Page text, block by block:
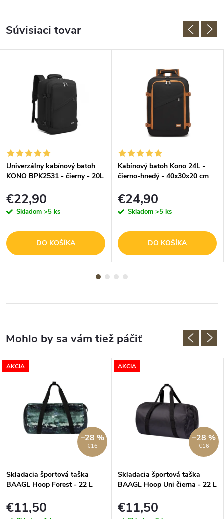
Súvisiaci tovar
Univerzálny kabínový batoh
KONO BPK2531 - čierny - 20L
€22,90
Skladom >5 ks
DO KOŠÍKA
Kabínový batoh Kono 24L -
čierno-hnedý - 40x30x20 cm
€24,90
Skladom >5 ks
DO KOŠÍKA
AKCIA
€16
–28 %
Skladacia športová taška
BAAGL Hoop Forest - 22 L
€11,50
AKCIA
€16
–28 %
Skladacia športová taška
BAAGL Hoop Uni čierna - 22 L
€11,50